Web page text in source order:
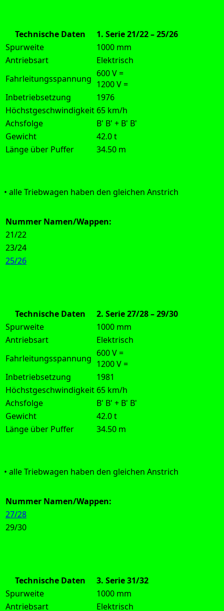
Technische Daten
1. Serie 21/22 – 25/26
Spurweite
1000 mm
Antriebsart
Elektrisch
Fahrleitungsspannung 600 V =
1200 V =
Inbetriebsetzung
1976
Höchstgeschwindigkeit 65 km/h
Achsfolge
B' B' + B' B'
Gewicht
42.0 t
Länge über Puffer
34.50 m
• alle Trieb­wa­gen haben den glei­chen Anstrich
Nummer Namen/Wappen:
21/22
23/24
25/26
Technische Daten
2. Serie 27/28 – 29/30
Spurweite
1000 mm
Antriebsart
Elektrisch
Fahrleitungsspannung 600 V =
1200 V =
Inbetriebsetzung
1981
Höchstgeschwindigkeit 65 km/h
Achsfolge
B' B' + B' B'
Gewicht
42.0 t
Länge über Puffer
34.50 m
• alle Trieb­wa­gen haben den glei­chen Anstrich
Nummer Namen/Wappen:
27/28
29/30
Technische Daten
3. Serie 31/32
Spurweite
1000 mm
Antriebsart
Elektrisch